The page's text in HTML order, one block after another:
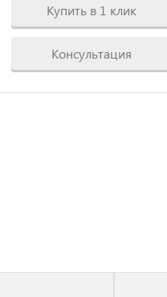
Купить в 1 клик
Консультация